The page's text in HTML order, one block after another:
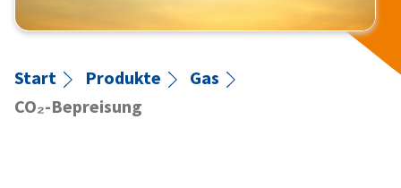
Start Produkte
Gas
CO₂-Bepreisung